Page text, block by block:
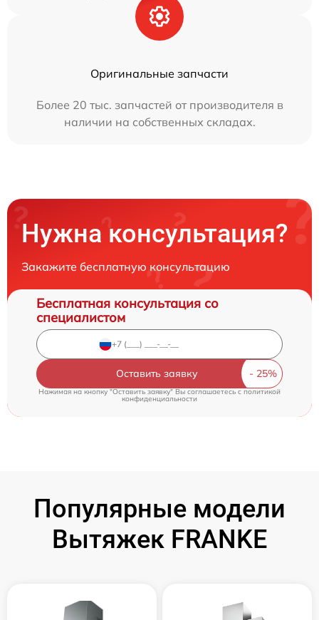
Оригинальные запчасти
Более 20 тыс. запчастей от производителя в
наличии на собственных складах.
Нужна консультация?
Закажите бесплатную консультацию
Бесплатная консультация со
специалистом
Оставить заявку
Нажимая на кнопку "Оставить заявку" Вы соглашаетесь cполитикой
конфиденциальности
Популярные модели
Вытяжек FRANKE